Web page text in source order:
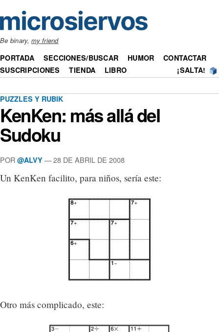
Be binary,my friend
PORTADA SECCIONES/BUSCAR HUMOR
CONTACTAR
SUSCRIPCIONES
TIENDA LIBRO ¡SALTA!
PUZZLES Y RUBIK
KenKen: más allá del
Sudoku
POR @ALVY — 28 DE ABRIL DE 2008
Un KenKen facilito, para niños, sería este:
Otro más complicado, este: